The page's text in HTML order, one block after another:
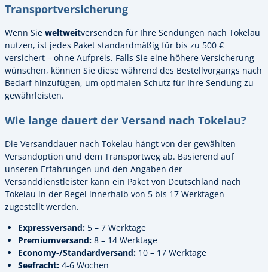
Transportversicherung
Wenn Sie weltweitversenden für Ihre Sendungen nach Tokelau
nutzen, ist jedes Paket standardmäßig für bis zu 500 €
versichert – ohne Aufpreis. Falls Sie eine höhere Versicherung
wünschen, können Sie diese während des Bestellvorgangs nach
Bedarf hinzufügen, um optimalen Schutz für Ihre Sendung zu
gewährleisten.
Wie lange dauert der Versand nach Tokelau?
Die Versanddauer nach Tokelau hängt von der gewählten
Versandoption und dem Transportweg ab. Basierend auf
unseren Erfahrungen und den Angaben der
Versanddienstleister kann ein Paket von Deutschland nach
Tokelau in der Regel innerhalb von 5 bis 17 Werktagen
zugestellt werden.
Expressversand: 5 – 7 Werktage
Premiumversand: 8 – 14 Werktage
Economy-/Standardversand: 10 – 17 Werktage
Seefracht: 4-6 Wochen